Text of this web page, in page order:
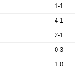
1-1
4-1
2-1
0-3
1-0